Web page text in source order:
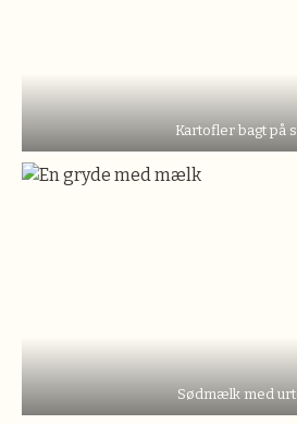
Kartofler bagt på
Sødmælk med